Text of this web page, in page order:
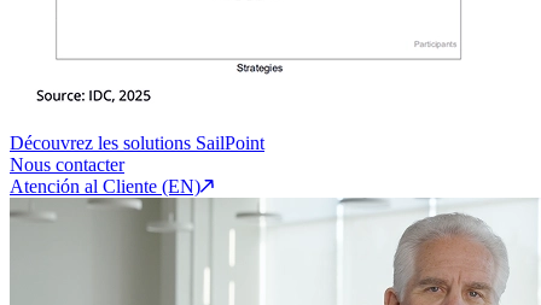
Découvrez les solutions SailPoint
Nous contacter
Atención al Cliente (EN)